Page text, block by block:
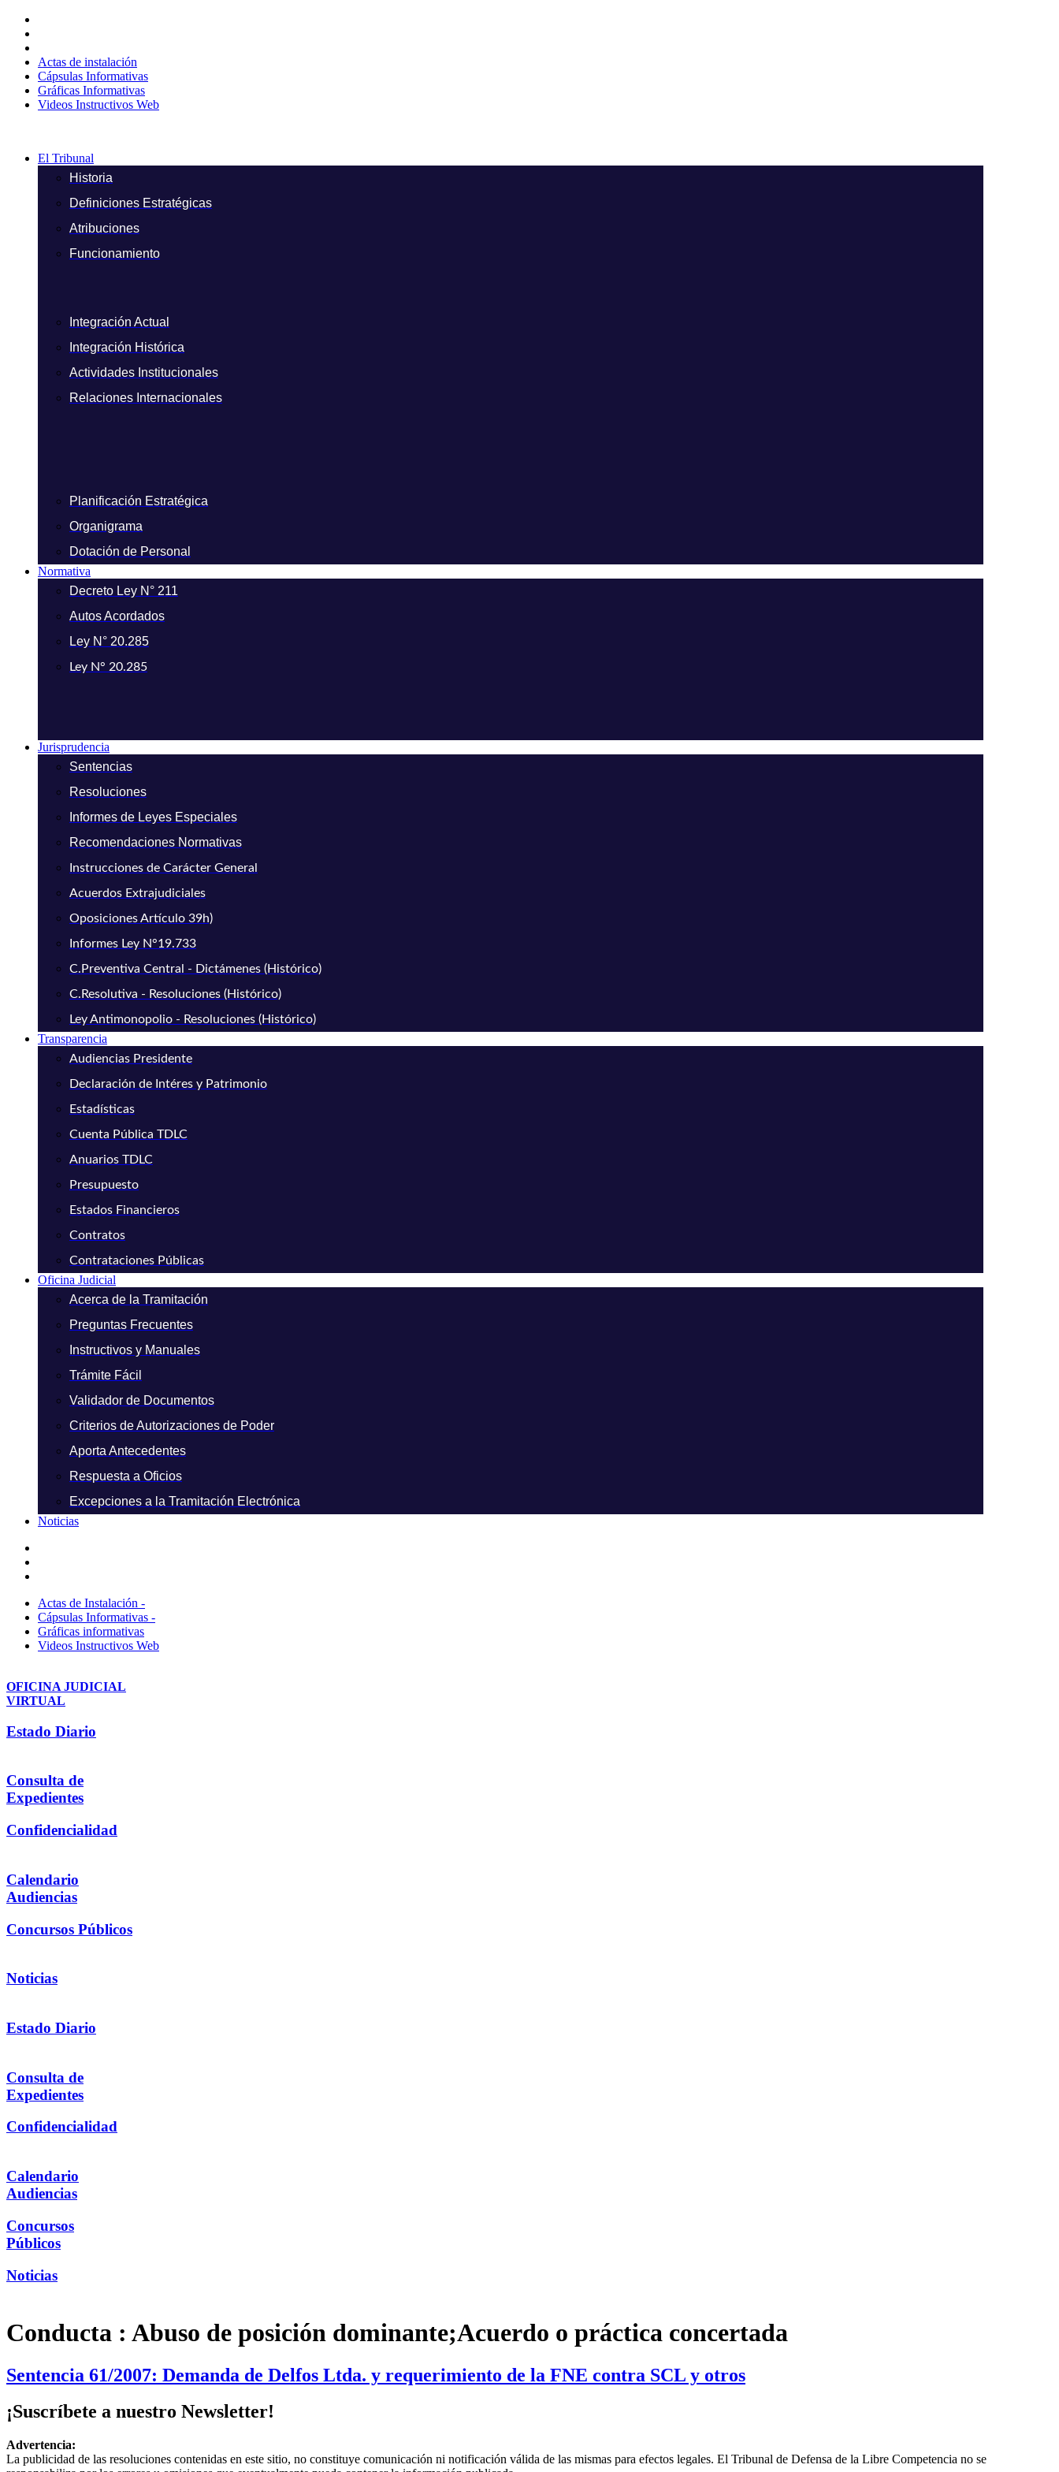
contenido
Actas de instalación
Cápsulas Informativas
Gráficas Informativas
Videos Instructivos Web
El Tribunal
Historia
Definiciones Estratégicas
Atribuciones
Funcionamiento
Integración Actual
Integración Histórica
Actividades Institucionales
Relaciones Internacionales
Planificación Estratégica
Organigrama
Dotación de Personal
Normativa
Decreto Ley N° 211
Autos Acordados
Ley N° 20.285
Ley N° 20.285
Jurisprudencia
Sentencias
Resoluciones
Informes de Leyes Especiales
Recomendaciones Normativas
Instrucciones de Carácter General
Acuerdos Extrajudiciales
Oposiciones Artículo 39h)
Informes Ley N°19.733
C.Preventiva Central - Dictámenes (Histórico)
C.Resolutiva - Resoluciones (Histórico)
Ley Antimonopolio - Resoluciones (Histórico)
Transparencia
Audiencias Presidente
Declaración de Intéres y Patrimonio
Estadísticas
Cuenta Pública TDLC
Anuarios TDLC
Presupuesto
Estados Financieros
Contratos
Contrataciones Públicas
Oficina Judicial
Acerca de la Tramitación
Preguntas Frecuentes
Instructivos y Manuales
Trámite Fácil
Validador de Documentos
Criterios de Autorizaciones de Poder
Aporta Antecedentes
Respuesta a Oficios
Excepciones a la Tramitación Electrónica
Noticias
Actas de Instalación -
Cápsulas Informativas -
Gráficas informativas
Videos Instructivos Web
OFICINA JUDICIAL
VIRTUAL
Estado Diario
Consulta de
Expedientes
Confidencialidad
Calendario
Audiencias
Concursos Públicos
Noticias
Estado Diario
Consulta de
Expedientes
Confidencialidad
Calendario
Audiencias
Concursos
Públicos
Noticias
Conducta : Abuso de posición dominante;Acuerdo o práctica concertada
Sentencia 61/2007: Demanda de Delfos Ltda. y requerimiento de la FNE contra SCL y otros
¡Suscríbete a nuestro Newsletter!
Advertencia:
La publicidad de las resoluciones contenidas en este sitio, no constituye comunicación ni notificación válida de las mismas para efectos legales. El Tribunal de Defensa de la Libre Competencia no se